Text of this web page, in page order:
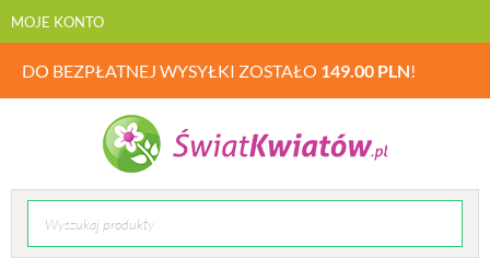
MOJE KONTO
DO BEZPŁATNEJ WYSYŁKI ZOSTAŁO 149.00 PLN!